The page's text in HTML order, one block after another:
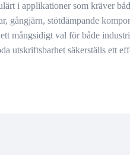
i applikationer som kräver
gångjärn, stötdämpande
mångsidigt val för både
utskriftsbarhet säkerställs ett